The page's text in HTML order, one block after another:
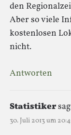
den
Aber so viele
kostenlosen
nicht.
Antworten
Statistiker
30. Juli 2013 um